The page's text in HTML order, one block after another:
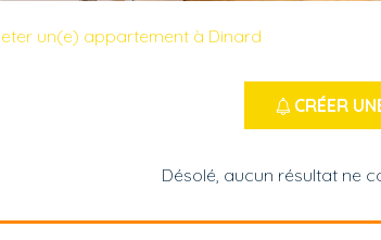
un(e) appartement à Dinard
CRÉER
Désolé, aucun résultat ne